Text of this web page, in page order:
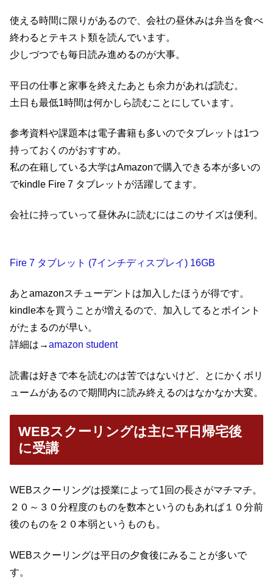
使える時間に限りがあるので、会社の昼休みは弁当を食べ
終わるとテキスト類を読んでいます。
少しづつでも毎日読み進めるのが大事。
平日の仕事と家事を終えたあとも余力があれば読む。
土日も最低1時間は何かしら読むことにしています。
参考資料や課題本は電子書籍も多いのでタブレットは1つ
持っておくのがおすすめ。
私の在籍している大学はAmazonで購入できる本が多いの
でkindle Fire 7 タブレットが活躍してます。
会社に持っていって昼休みに読むにはこのサイズは便利。
Fire 7 タブレット (7インチディスプレイ) 16GB
あとamazonスチューデントは加入したほうが得です。
kindle本を買うことが増えるので、加入してるとポイント
がたまるのが早い。
詳細は→amazon student
読書は好きで本を読むのは苦ではないけど、とにかくボリ
ュームがあるので期間内に読み終えるのはなかなか大変。
WEBスクーリングは主に平日帰宅後
に受講
WEBスクーリングは授業によって1回の長さがマチマチ。
２０～３０分程度のものを数本というのもあれば１０分前
後のものを２０本弱というものも。
WEBスクーリングは平日の夕食後にみることが多いで
す。